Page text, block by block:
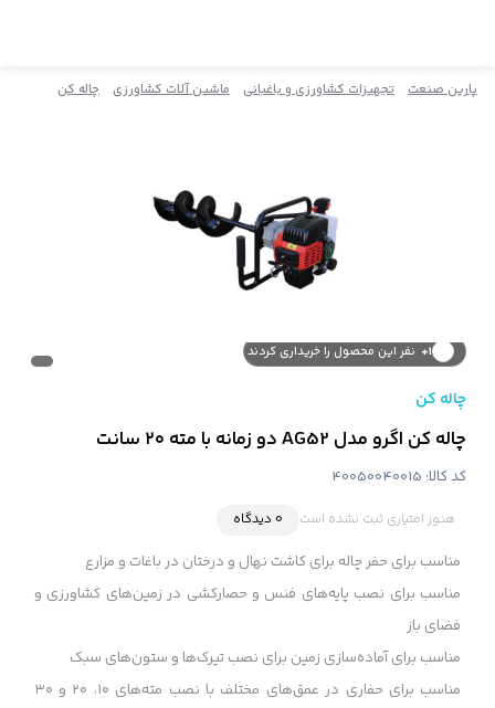
پارین صنعت تجهیزات کشاورزی و باغبانی ماشین آلات کشاورزی چاله کن
1+
نفر این محصول را خریداری کردند
چاله کن
چاله کن اگرو مدل AG52 دو زمانه با مته ۲۰ سانت
کد کالا: 40050040015
هنوز امتیازی ثبت نشده است 0 دیدگاه
مناسب برای حفر چاله برای کاشت نهال و درختان در باغات و مزارع
مناسب برای نصب پایه‌های فنس و حصارکشی در زمین‌های کشاورزی و
فضای باز
مناسب برای آماده‌سازی زمین برای نصب تیرک‌ها و ستون‌های سبک
مناسب برای حفاری در عمق‌های مختلف با نصب مته‌های ۱۰، ۲۰ و ۳۰